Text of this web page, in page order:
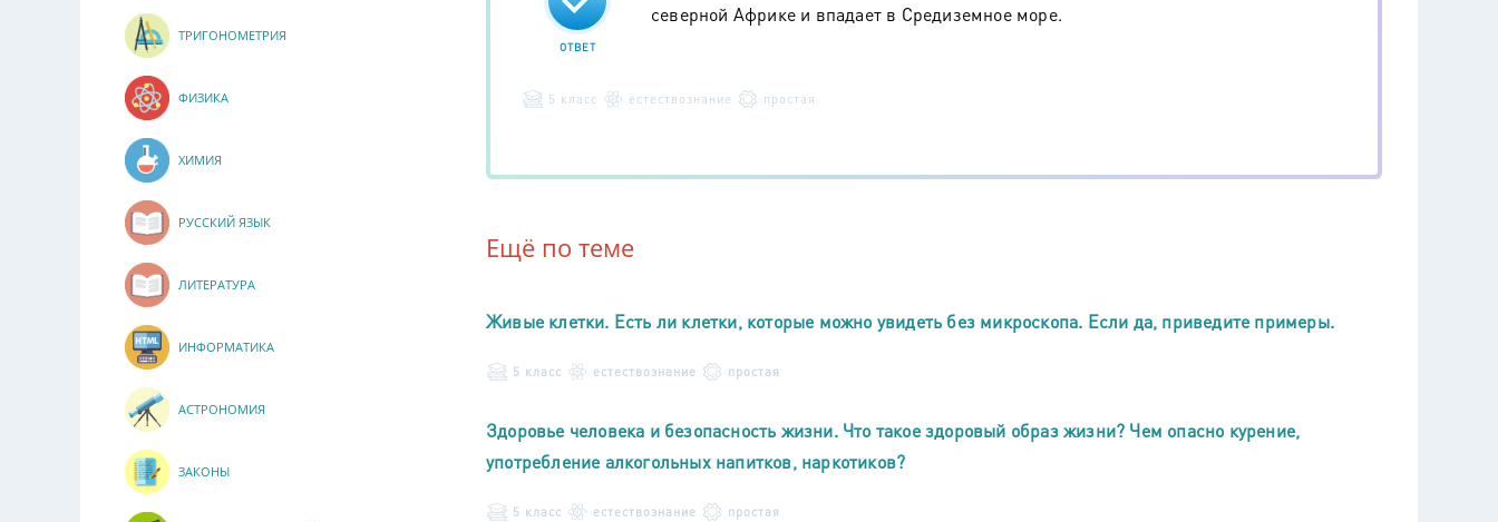
ОТВЕТ
северной Африке и впадает в Средиземное море.
5 класс естествознание простая
Ещё по теме
Живые клетки. Есть ли клетки, которые можно увидеть без микроскопа. Если да, приведите примеры.
5 класс естествознание простая
Здоровье человека и безопасность жизни. Что такое здоровый образ жизни? Чем опасно курение,
употребление алкогольных напитков, наркотиков?
5 класс естествознание простая
ТРИГОНОМЕТРИЯ
ФИЗИКА
ХИМИЯ
РУССКИЙ ЯЗЫК
ЛИТЕРАТУРА
ИНФОРМАТИКА
АСТРОНОМИЯ
ЗАКОНЫ